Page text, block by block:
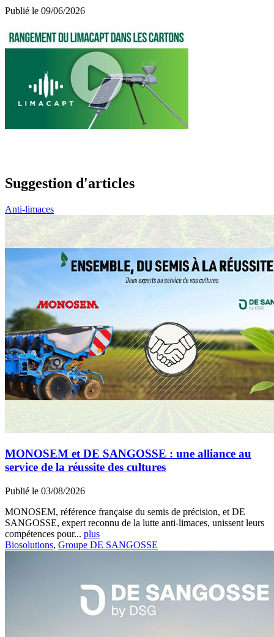
Publié le 09/06/2026
Suggestion d'articles
Anti-limaces
MONOSEM et DE SANGOSSE : une alliance au
service de la réussite des cultures
Publié le 03/08/2026
MONOSEM, référence française du semis de précision, et DE
SANGOSSE, expert reconnu de la lutte anti-limaces, unissent leurs
compétences pour... plus
Biosolutions, Groupe DE SANGOSSE